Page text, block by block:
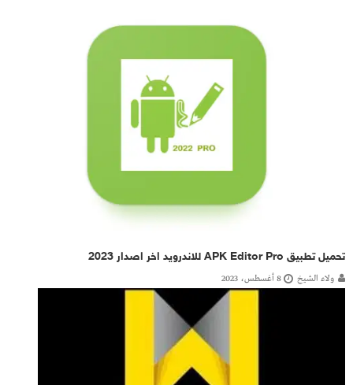
تحميل تطبيق APK Editor Pro للاندرويد اخر اصدار 2023
ولاء الشيخ 8 أغسطس، 2023